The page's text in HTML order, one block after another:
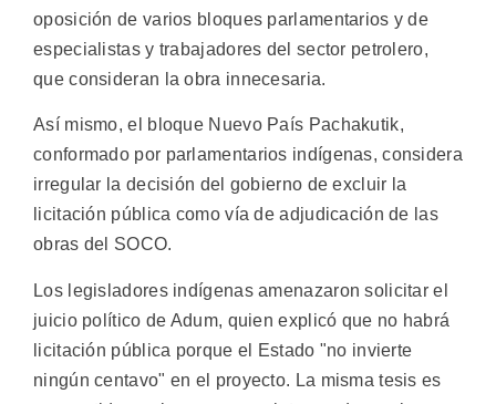
oposición de varios bloques parlamentarios y de
especialistas y trabajadores del sector petrolero,
que consideran la obra innecesaria.
Así mismo, el bloque Nuevo País Pachakutik,
conformado por parlamentarios indígenas, considera
irregular la decisión del gobierno de excluir la
licitación pública como vía de adjudicación de las
obras del SOCO.
Los legisladores indígenas amenazaron solicitar el
juicio político de Adum, quien explicó que no habrá
licitación pública porque el Estado "no invierte
ningún centavo" en el proyecto. La misma tesis es